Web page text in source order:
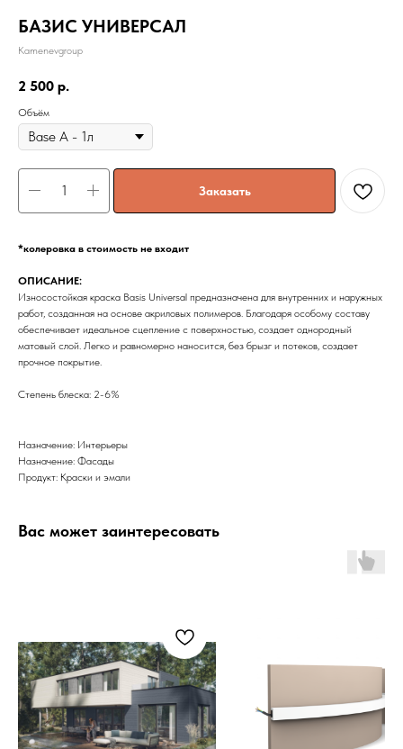
БАЗИС УНИВЕРСАЛ
Kamenevgroup
2 500 р.
Объём
Заказать
*колеровка в стоимость не входит
ОПИСАНИЕ:
Износостойкая краска Basis Universal предназначена для внутренних и наружных
работ, созданная на основе акриловых полимеров. Благодаря особому составу
обеспечивает идеальное сцепление с поверхностью, создает однородный
матовый слой. Легко и равномерно наносится, без брызг и потеков, создает
прочное покрытие.
Степень блеска: 2-6%
Назначение: Интерьеры
Назначение: Фасады
Продукт: Краски и эмали
Вас может заинтересовать